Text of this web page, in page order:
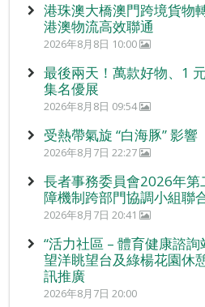
港珠澳大橋澳門跨境貨物
港澳物流高效聯通
2026年8月8日 10:00
最後兩天！萬款好物、1
集名優展
2026年8月8日 09:54
受熱帶氣旋 “白海豚” 影
2026年8月7日 22:27
長者事務委員會2026年
障機制跨部門協調小組聯
2026年8月7日 20:41
“活力社區 – 體育健康諮
望洋眺望台及綠楊花園休
訊推廣
2026年8月7日 20:00